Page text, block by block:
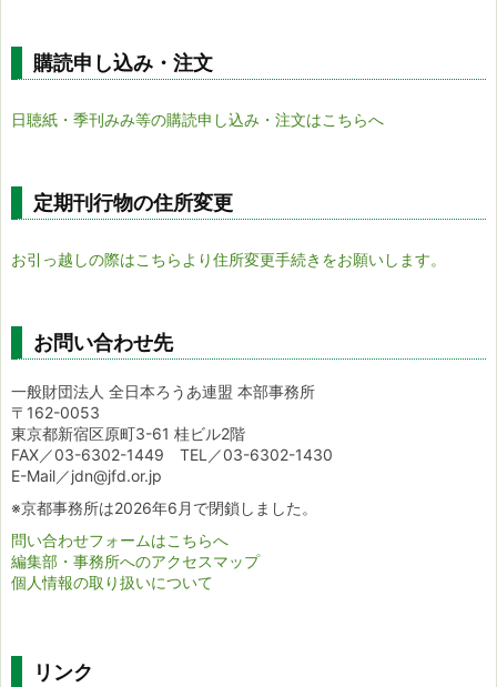
購読申し込み・注文
日聴紙・季刊みみ等の購読申し込み・注文はこちらへ
定期刊行物の住所変更
お引っ越しの際はこちらより住所変更手続きをお願いします。
お問い合わせ先
一般財団法人 全日本ろうあ連盟 本部事務所
〒162-0053
東京都新宿区原町3-61 桂ビル2階
FAX／03-6302-1449 TEL／03-6302-1430
E-Mail／jdn@jfd.or.jp
※京都事務所は2026年6月で閉鎖しました。
問い合わせフォームはこちらへ
編集部・事務所へのアクセスマップ
個人情報の取り扱いについて
リンク